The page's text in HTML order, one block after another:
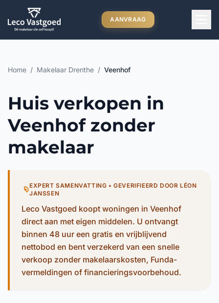
Ga direct naar inhoud
AANVRAAG
Home / Makelaar Drenthe / Veenhof
Huis verkopen in
Veenhof zonder
makelaar
EXPERT SAMENVATTING • GEVERIFIEERD DOOR LÉON
JANSSEN
Leco Vastgoed koopt woningen in Veenhof
direct aan met eigen middelen. U ontvangt
binnen 48 uur een gratis en vrijblijvend
nettobod en bent verzekerd van een snelle
verkoop zonder makelaarskosten, Funda-
vermeldingen of financieringsvoorbehoud.